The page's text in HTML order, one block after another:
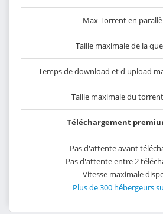
Max Torrent en
Taille maximale de la
Temps de download et d'upload
Taille maximale du
Téléchargement
Pas d'attente avant
Pas d'attente entre 2
Vitesse maximale
Plus de 300 hébergeurs